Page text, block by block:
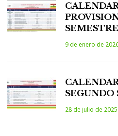
9 de enero de
SEGUNDO
28 de julio de 2025